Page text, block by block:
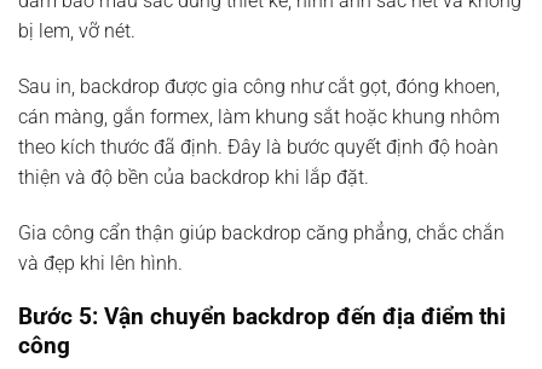
bị lem, vỡ nét.
Sau in, backdrop được gia công như cắt gọt, đóng khoen,
cán màng, gắn formex, làm khung sắt hoặc khung nhôm
theo kích thước đã định. Đây là bước quyết định độ hoàn
thiện và độ bền của backdrop khi lắp đặt.
Gia công cẩn thận giúp backdrop căng phẳng, chắc chắn
và đẹp khi lên hình.
Bước 5: Vận chuyển backdrop đến địa điểm thi
công